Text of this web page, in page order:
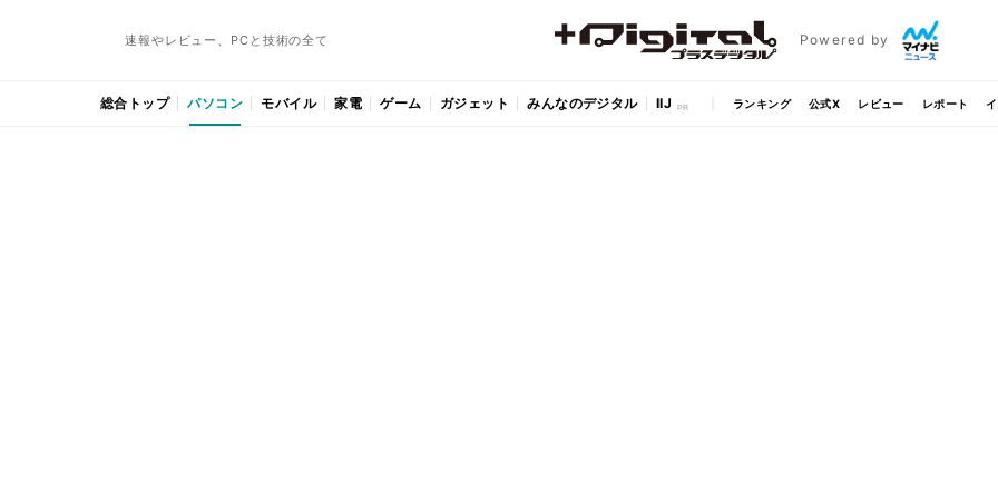
速報やレビュー、PCと技術の全て Powered by
総合トップ パソコン モバイル 家電 ゲーム ガジェット みんなのデジタル IIJ ランキング 公式X レビュー レポート